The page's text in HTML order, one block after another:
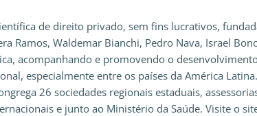
de direito privado, sem fins lucrativos,
Ramos, Waldemar Bianchi, Pedro Nava, Israel
acompanhando e promovendo o
especialmente entre os países da América
26 sociedades regionais estaduais,
e junto ao Ministério da Saúde. Visite o